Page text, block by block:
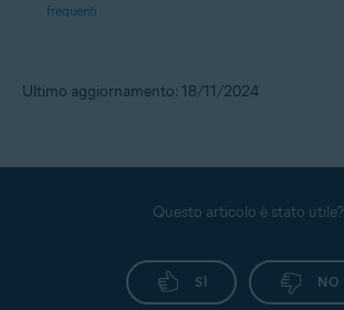
frequenti
Ultimo aggiornamento: 18/11/2024
Questo articolo è stato utile?
SÌ NO